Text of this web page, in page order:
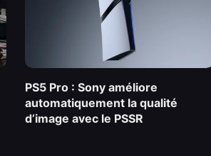
PS5 Pro : Sony améliore
automatiquement la qualité
d’image avec le PSSR